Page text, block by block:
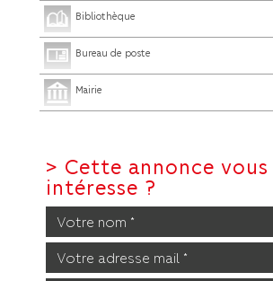
Bibliothèque
Bureau de poste
Mairie
> Cette annonce vous
intéresse ?